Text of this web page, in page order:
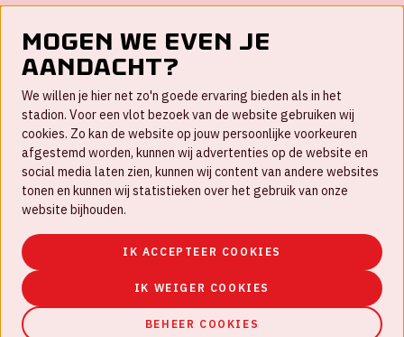
Werken bij
Disclaimer
Mogen we even je
aandacht?
We willen je hier net zo'n goede ervaring bieden als in het
stadion. Voor een vlot bezoek van de website gebruiken wij
cookies. Zo kan de website op jouw persoonlijke voorkeuren
afgestemd worden, kunnen wij advertenties op de website en
social media laten zien, kunnen wij content van andere websites
tonen en kunnen wij statistieken over het gebruik van onze
website bijhouden.
IK ACCEPTEER COOKIES
IK WEIGER COOKIES
BEHEER COOKIES